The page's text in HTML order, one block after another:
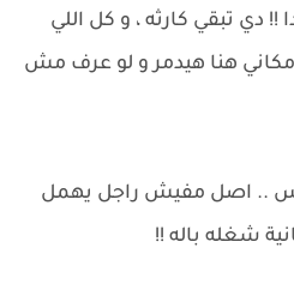
دي تبقي كارثه ، و كل اللي
هنا هيدمر و لو عرف مش
.. اصل مفيش راجل يهمل
شغله باله !!